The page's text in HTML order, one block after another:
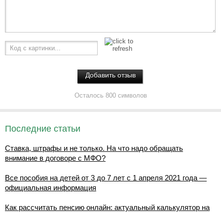
Код с картинки...
Осталось 800 символов
Последние статьи
Ставка, штрафы и не только. На что надо обращать
внимание в договоре с МФО?
Все пособия на детей от 3 до 7 лет с 1 апреля 2021 года —
официальная информация
Как рассчитать пенсию онлайн: актуальный калькулятор на